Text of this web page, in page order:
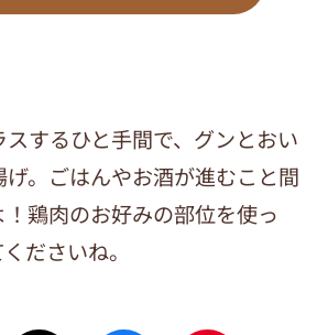
するひと手間で、グンとおい
げ。ごはんやお酒が進むこと間
鶏肉のお好みの部位を使っ
ださいね。